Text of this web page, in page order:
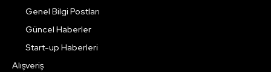
Genel Bilgi Postları
Güncel Haberler
Start-up Haberleri
Alışveriş